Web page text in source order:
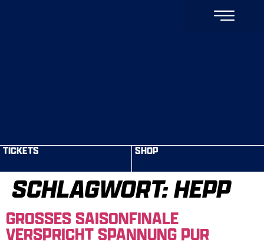
TICKETS SHOP
SCHLAGWORT:HEPP
GROSSES SAISONFINALE
VERSPRICHT SPANNUNG PUR